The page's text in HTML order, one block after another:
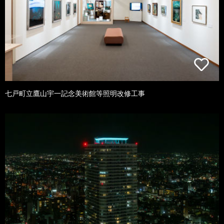
七戸町立鷹山宇一記念美術館等照明改修工事